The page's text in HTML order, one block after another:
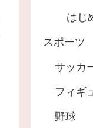
はじ
スポーツ
サッカ
フィギ
野球